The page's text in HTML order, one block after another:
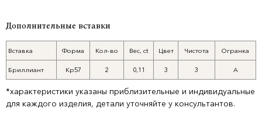
Дополнительные вставки
Вставка Форма Кол-во Вес, ct Цвет Чистота Огранка
Бриллиант Кр57 2 0,11 3 3 А
*характеристики указаны приблизительные и индивидуальные
для каждого изделия, детали уточняйте у консультантов.